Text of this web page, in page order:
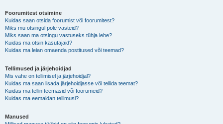
Foorumitest otsimine
Kuidas saan otsida foorumist või foorumitest?
Miks mu otsingul pole vasteid?
Miks saan ma otsingu vastuseks tühja lehe?
Kuidas ma otsin kasutajaid?
Kuidas ma leian omaenda postitused või teemad?
Tellimused ja järjehoidjad
Mis vahe on tellimisel ja järjehoidjal?
Kuidas ma saan lisada järjehoidjasse või tellida teemat?
Kuidas ma tellin teemasid või foorumeid?
Kuidas ma eemaldan tellimusi?
Manused